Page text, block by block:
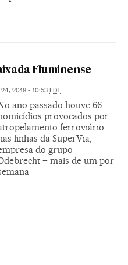
Fluminense
24, 2018 - 10:53 EDT
ano passado houve 66
provocados por
ferroviário
linhas da SuperVia,
do grupo
– mais de um por